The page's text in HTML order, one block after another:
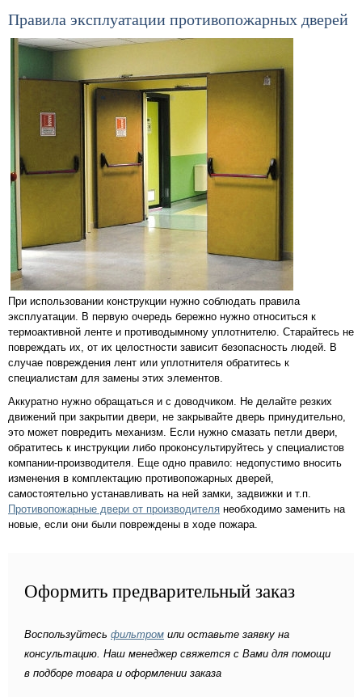
Правила эксплуатации противопожарных дверей
При использовании конструкции нужно соблюдать правила
эксплуатации. В первую очередь бережно нужно относиться к
термоактивной ленте и противодымному уплотнителю. Старайтесь не
повреждать их, от их целостности зависит безопасность людей. В
случае повреждения лент или уплотнителя обратитесь к
специалистам для замены этих элементов.
Аккуратно нужно обращаться и с доводчиком. Не делайте резких
движений при закрытии двери, не закрывайте дверь принудительно,
это может повредить механизм. Если нужно смазать петли двери,
обратитесь к инструкции либо проконсультируйтесь у специалистов
компании-производителя. Еще одно правило: недопустимо вносить
изменения в комплектацию противопожарных дверей,
самостоятельно устанавливать на ней замки, задвижки и т.п.
Противопожарные двери от производителя необходимо заменить на
новые, если они были повреждены в ходе пожара.
Оформить предварительный заказ
Воспользуйтесь фильтром или оставьте заявку на
консультацию. Наш менеджер свяжется с Вами для помощи
в подборе товара и оформлении заказа